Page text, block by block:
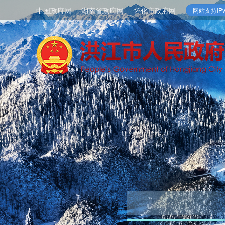
中国政府网 湖南省政府网 怀化市政府网 网站支持